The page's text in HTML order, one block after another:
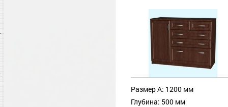
Размер А: 1200 мм
Глубина: 500 мм